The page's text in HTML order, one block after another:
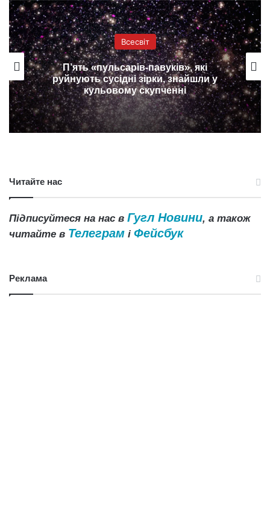
Всесвіт
Запропоновано новий спосіб пошуку
позаземного життя
Читайте нас
Підписуйтеся на нас в Гугл Новини, а також
читайте в Телеграм і Фейсбук
Реклама